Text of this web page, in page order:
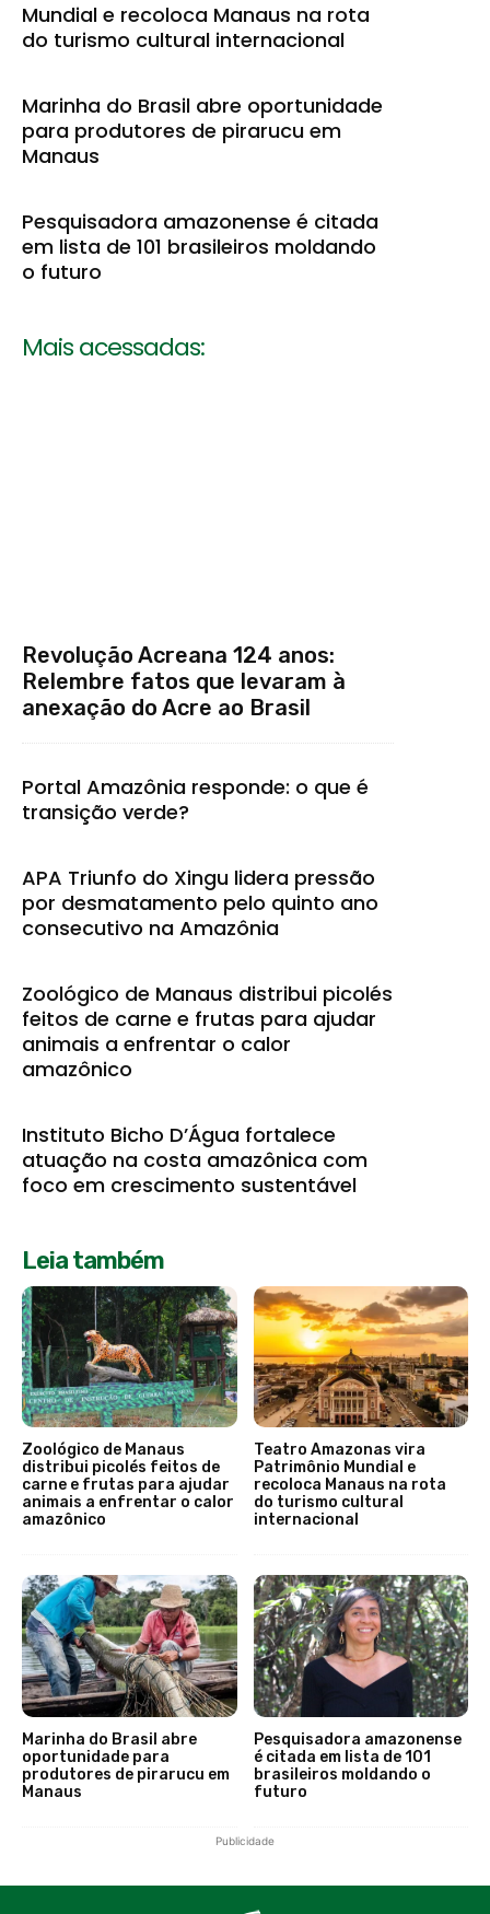
Mundial e recoloca Manaus na rota
do turismo cultural internacional
Marinha do Brasil abre oportunidade
para produtores de pirarucu em
Manaus
Pesquisadora amazonense é citada
em lista de 101 brasileiros moldando
o futuro
Mais acessadas:
Revolução Acreana 124 anos:
Relembre fatos que levaram à
anexação do Acre ao Brasil
Portal Amazônia responde: o que é
transição verde?
APA Triunfo do Xingu lidera pressão
por desmatamento pelo quinto ano
consecutivo na Amazônia
Zoológico de Manaus distribui picolés
feitos de carne e frutas para ajudar
animais a enfrentar o calor
amazônico
Instituto Bicho D’Água fortalece
atuação na costa amazônica com
foco em crescimento sustentável
Leia também
Zoológico de Manaus
distribui picolés feitos de
carne e frutas para ajudar
animais a enfrentar o calor
amazônico
Teatro Amazonas vira
Patrimônio Mundial e
recoloca Manaus na rota
do turismo cultural
internacional
Marinha do Brasil abre
oportunidade para
produtores de pirarucu em
Manaus
Pesquisadora amazonense
é citada em lista de 101
brasileiros moldando o
futuro
Publicidade